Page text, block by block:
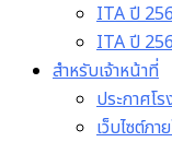
ITA ปี
ITA ปี
สำหรับเจ้าหน้าที่
ประกาศโ
เว็บไซต์ภา